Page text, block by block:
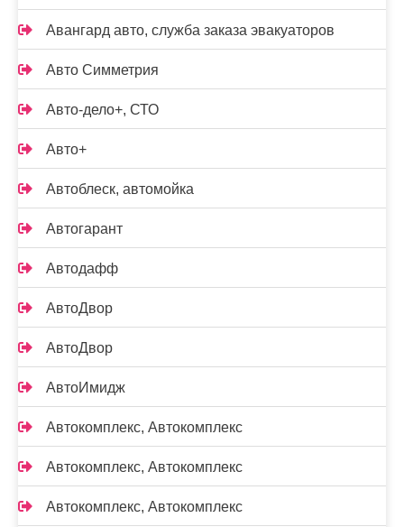
Авангард авто, служба заказа эвакуаторов
Авто Симметрия
Авто-дело+, СТО
Авто+
Автоблеск, автомойка
Автогарант
Автодафф
АвтоДвор
АвтоДвор
АвтоИмидж
Автокомплекс, Автокомплекс
Автокомплекс, Автокомплекс
Автокомплекс, Автокомплекс